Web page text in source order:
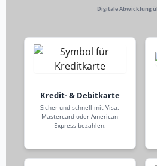
Digitale Abwicklung
Kredit- & Debitkarte
Sicher und schnell mit Visa,
Mastercard oder American
Express bezahlen.